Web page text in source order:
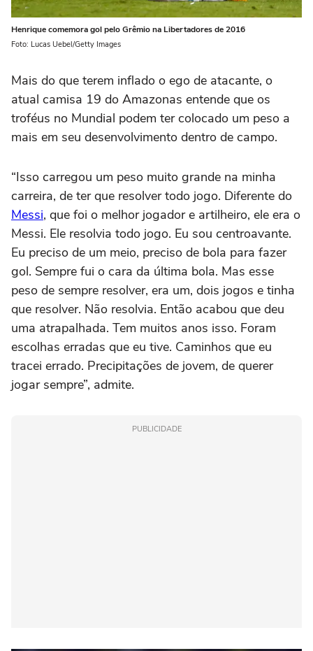
Henrique comemora gol pelo Grêmio na Libertadores de 2016
Foto: Lucas Uebel/Getty Images
Mais do que terem inflado o ego de atacante, o
atual camisa 19 do Amazonas entende que os
troféus no Mundial podem ter colocado um peso a
mais em seu desenvolvimento dentro de campo.
“Isso carregou um peso muito grande na minha
carreira, de ter que resolver todo jogo. Diferente do
Messi, que foi o melhor jogador e artilheiro, ele era o
Messi. Ele resolvia todo jogo. Eu sou centroavante.
Eu preciso de um meio, preciso de bola para fazer
gol. Sempre fui o cara da última bola. Mas esse
peso de sempre resolver, era um, dois jogos e tinha
que resolver. Não resolvia. Então acabou que deu
uma atrapalhada. Tem muitos anos isso. Foram
escolhas erradas que eu tive. Caminhos que eu
tracei errado. Precipitações de jovem, de querer
jogar sempre”, admite.
PUBLICIDADE